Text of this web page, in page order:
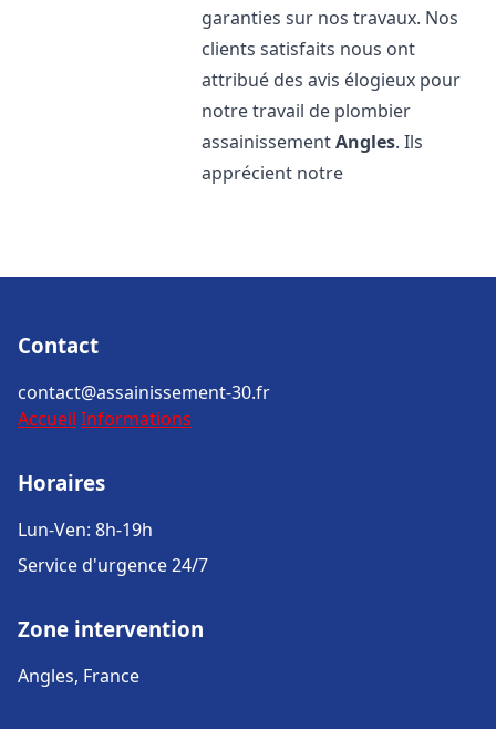
garanties sur nos travaux. Nos
clients satisfaits nous ont
attribué des avis élogieux pour
notre travail de plombier
assainissementAngles. Ils
apprécient notre
Contact
contact@assainissement-30.fr
Accueil Informations
Horaires
Lun-Ven: 8h-19h
Service d'urgence 24/7
Zone intervention
Angles, France